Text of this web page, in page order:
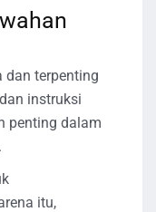
dan terpenting
instruksi
penting dalam
itu,